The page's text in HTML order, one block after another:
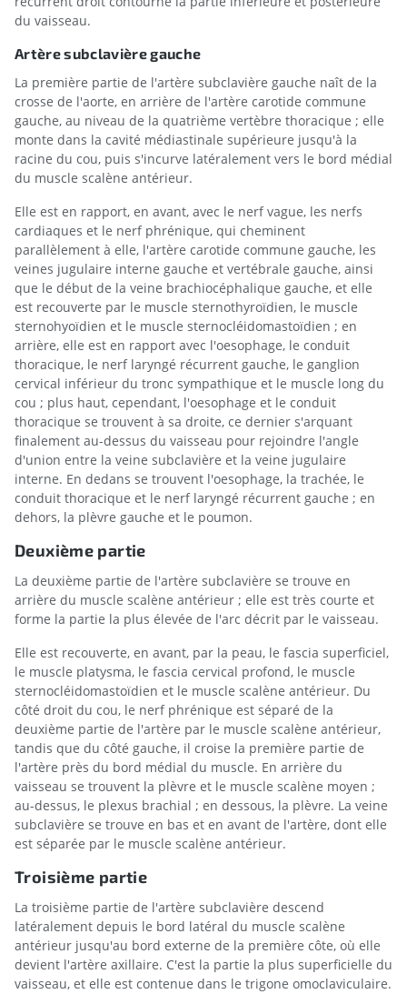
du vaisseau.
Artère subclavière gauche
La première partie de l'artère subclavière gauche naît de la
crosse de l'aorte, en arrière de l'artère carotide commune
gauche, au niveau de la quatrième vertèbre thoracique ; elle
monte dans la cavité médiastinale supérieure jusqu'à la
racine du cou, puis s'incurve latéralement vers le bord médial
du muscle scalène antérieur.
Elle est en rapport, en avant, avec le nerf vague, les nerfs
cardiaques et le nerf phrénique, qui cheminent
parallèlement à elle, l'artère carotide commune gauche, les
veines jugulaire interne gauche et vertébrale gauche, ainsi
que le début de la veine brachiocéphalique gauche, et elle
est recouverte par le muscle sternothyroïdien, le muscle
sternohyoïdien et le muscle sternocléidomastoïdien ; en
arrière, elle est en rapport avec l'oesophage, le conduit
thoracique, le nerf laryngé récurrent gauche, le ganglion
cervical inférieur du tronc sympathique et le muscle long du
cou ; plus haut, cependant, l'oesophage et le conduit
thoracique se trouvent à sa droite, ce dernier s'arquant
finalement au-dessus du vaisseau pour rejoindre l'angle
d'union entre la veine subclavière et la veine jugulaire
interne. En dedans se trouvent l'oesophage, la trachée, le
conduit thoracique et le nerf laryngé récurrent gauche ; en
dehors, la plèvre gauche et le poumon.
Deuxième partie
La deuxième partie de l'artère subclavière se trouve en
arrière du muscle scalène antérieur ; elle est très courte et
forme la partie la plus élevée de l'arc décrit par le vaisseau.
Elle est recouverte, en avant, par la peau, le fascia superficiel,
le muscle platysma, le fascia cervical profond, le muscle
sternocléidomastoïdien et le muscle scalène antérieur. Du
côté droit du cou, le nerf phrénique est séparé de la
deuxième partie de l'artère par le muscle scalène antérieur,
tandis que du côté gauche, il croise la première partie de
l'artère près du bord médial du muscle. En arrière du
vaisseau se trouvent la plèvre et le muscle scalène moyen ;
au-dessus, le plexus brachial ; en dessous, la plèvre. La veine
subclavière se trouve en bas et en avant de l'artère, dont elle
est séparée par le muscle scalène antérieur.
Troisième partie
La troisième partie de l'artère subclavière descend
latéralement depuis le bord latéral du muscle scalène
antérieur jusqu'au bord externe de la première côte, où elle
devient l'artère axillaire. C'est la partie la plus superficielle du
vaisseau, et elle est contenue dans le trigone omoclaviculaire.